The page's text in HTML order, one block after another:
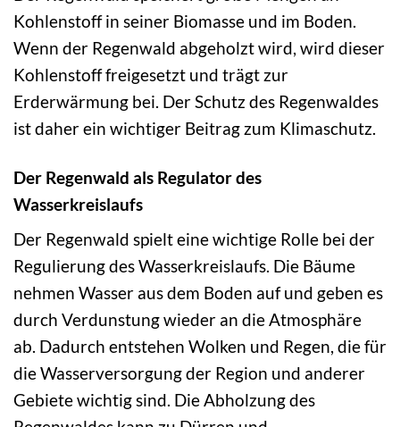
Kohlenstoff in seiner Biomasse und im Boden.
Wenn der Regenwald abgeholzt wird, wird dieser
Kohlenstoff freigesetzt und trägt zur
Erderwärmung bei. Der Schutz des Regenwaldes
ist daher ein wichtiger Beitrag zum Klimaschutz.
Der Regenwald als Regulator des
Wasserkreislaufs
Der Regenwald spielt eine wichtige Rolle bei der
Regulierung des Wasserkreislaufs. Die Bäume
nehmen Wasser aus dem Boden auf und geben es
durch Verdunstung wieder an die Atmosphäre
ab. Dadurch entstehen Wolken und Regen, die für
die Wasserversorgung der Region und anderer
Gebiete wichtig sind. Die Abholzung des